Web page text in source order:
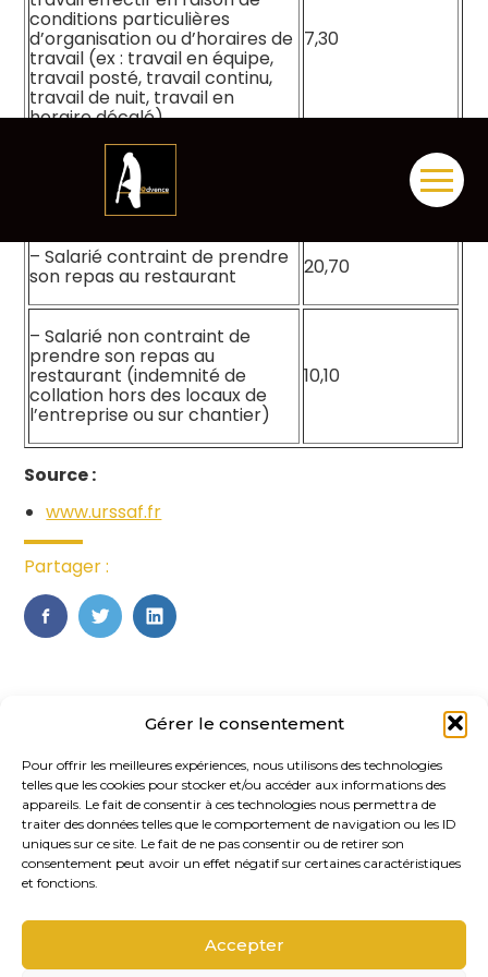
Gérer le consentement
Pour offrir les meilleures expériences, nous utilisons des technologies
telles que les cookies pour stocker et/ou accéder aux informations des
appareils. Le fait de consentir à ces technologies nous permettra de
traiter des données telles que le comportement de navigation ou les ID
uniques sur ce site. Le fait de ne pas consentir ou de retirer son
consentement peut avoir un effet négatif sur certaines caractéristiques
et fonctions.
Accepter
conditions particulières
d’organisation ou d’horaires de
travail (ex : travail en équipe,
travail posté, travail continu,
travail de nuit, travail en
horaire décalé)
7,30
Frais de repas engagés par les salariés en
situation de déplacement
– Salarié contraint de prendre
son repas au restaurant 20,70
– Salarié non contraint de
prendre son repas au
restaurant (indemnité de
collation hors des locaux de
l’entreprise ou sur chantier)
10,10
Source :
www.urssaf.fr
Partager :
FaceBook
TwitterLinkedIn
Footer
Principale
20, rue des Gaudines 78100 – Saint
Germain-en-Laye
Linkedin